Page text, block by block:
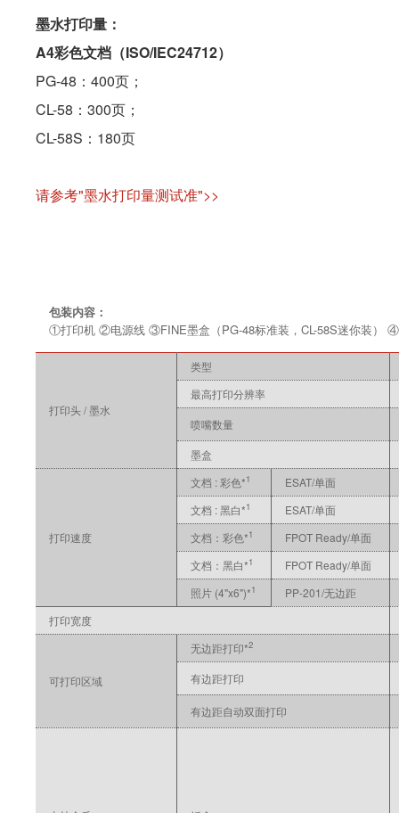
墨水打印量：
A4彩色文档（ISO/IEC24712）
PG-48：400页；
CL-58：300页；
CL-58S：180页
请参考"墨水打印量测试准">>
包装内容：
①打印机 ②电源线 ③FINE墨盒（PG-48标准装，CL-58S迷你装
打印头 / 墨水
类型
最高打印分辨率
喷嘴数量
墨盒
打印速度
文档 : 彩色*1
ESAT/单面
文档 : 黑白*1
ESAT/单面
文档：彩色*1
FPOT Ready/单面
文档：黑白*1
FPOT Ready/单面
照片 (4"x6")*1
PP-201/无边距
打印宽度
可打印区域
无边距打印*2
有边距打印
有边距自动双面打印